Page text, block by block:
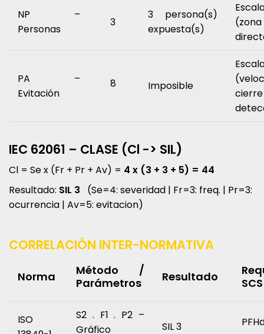
NP –
Personas
3
3 persona(s)
expuesta(s)
PA –
Evitación
8 Imposible
IEC 62061 – CLASE (Cl -> SIL)
Cl = Se x (Fr + Pr + Av) = 4 x (3 + 3 + 5) = 44
Resultado: SIL 3 (Se=4: severidad | Fr=3: freq. | Pr=3:
ocurrencia | Av=5: evitacion)
CORRELACIÓN INTER-NORMATIVA
Norma
Método /
Parámetros
Resultado
SCS
ISO
S2 . F1 . P2 –
Gráfico
SIL 3